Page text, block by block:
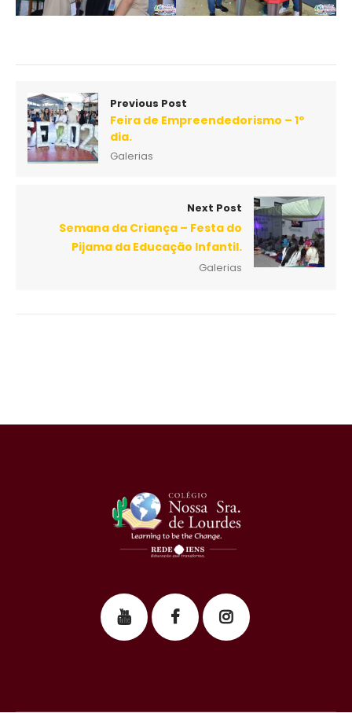
Previous Post
Feira de Empreendedorismo – 1º
dia.
Galerias
Next Post
Semana da Criança – Festa do
Pijama da Educação Infantil.
Galerias